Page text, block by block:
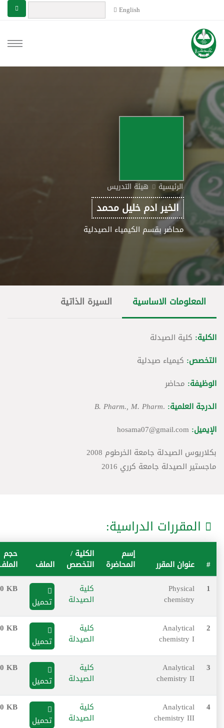
English
الرئيسية هيئة التدريس
الخير ادم خليل محمد
محاضر بقسم الكيمياء الصيدلية
المعلومات الاساسية السيرة الذاتية
الكلية: كلية الصيدلة
التخصص: كيمياء صيدلية
الوظيفة: محاضر
الدرجة العلمية: .
B. Pharm., M. Pharm
الإيميل: hosama07@gmail.com
بكلاريوس الصيدلة جامعة الخرطوم 2008
ماجستير الصيدلة جامعة كرري 2016
المقررات الدراسية:
# عنوان المقرر
إسم
المحاضرة
الكلية /
التخصص الملف
حجم
1
Physical
chemistry
كلية
الصيدلة تحميل
0 KB
2
Analytical
chemistry I
كلية
الصيدلة تحميل
0 KB
3
Analytical
chemistry II
كلية
الصيدلة تحميل
0 KB
4
Analytical
chemistry III
كلية
الصيدلة تحميل
0 KB